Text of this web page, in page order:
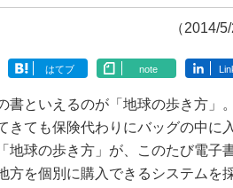
（2014/
はてブ note
といえるのが「地球の歩き方」
きても保険代わりにバッグの中に
地球の歩き方」が、このたび電子
方を個別に購入できるシステムを